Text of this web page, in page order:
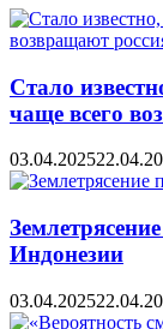
Стало
чаще всего
03.04.2025
Индонезии
03.04.2025